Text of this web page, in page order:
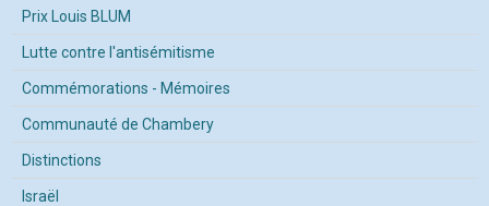
Prix Louis BLUM
Lutte contre l'antisémitisme
Commémorations - Mémoires
Communauté de Chambery
Distinctions
Israël